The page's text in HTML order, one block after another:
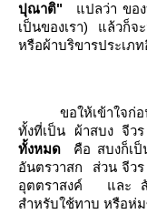
ปุณาติ"
ปลว่า ของ
เป็นของเรา)
ล้วก็จะ
หรือผ้าบริขารประเภ
ขอให้เข้าใจก่อ
ทั้งที่เป็น ผ้าสบง จีว
ทั้งหมด
คือ สบงก็เ
อันตรวาสก
ส่วน จีวร
อุตตราสงค์
ละ สั
สำหรับใช้ทาบ หรือห่